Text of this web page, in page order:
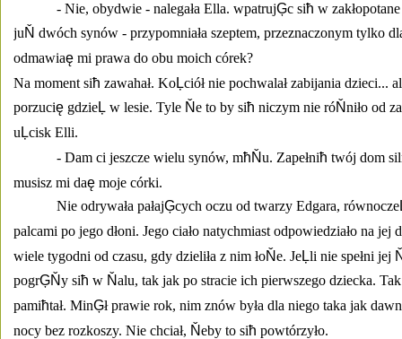
- Nie, obydwie - nalegała Ella. wpatrujĢc siħ w
juŇ dwóch synów - przypomniała szeptem, przeznaczonym tylko
odmawiaę mi prawa do obu moich córek?
Na moment siħ zawahał. KoĻciół nie pochwalał zabijania dzieci...
porzucię gdzieĻ w lesie. Tyle Ňe to by siħ niczym nie róŇniło od
u Ļcisk Elli.
- Dam ci jeszcze wielu synów, mħŇu. Zapełniħ twój dom
musisz mi daę moje córki.
Nie odrywała pałajĢcych oczu od twarzy Edgara, równocze
palcami po jego dłoni. Jego ciało natychmiast odpowiedziało na jej
wiele tygodni od czasu, gdy dzieliła z nim łoŇe. JeĻli nie spełni jej
pogrĢŇy siħ w Ňalu, tak jak po stracie ich pierwszego dziecka. Tak
pamiħtał. MinĢł prawie rok, nim znów była dla niego taka jak
nocy bez rozkoszy. Nie chciał, Ňeby to siħ powtórzyło.